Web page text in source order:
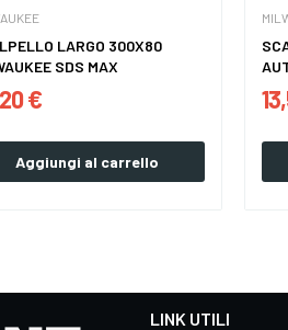
LARGO 300X80
SDS MAX
€
Aggiungi al carrello
LINK UTILI